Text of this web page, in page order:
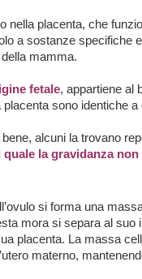
nella placenta, che
a sostanze specifiche
mamma.
fetale, appartiene al
sono identiche
alcuni la trovano
la gravidanza
si forma una
mora si separa al suo
placenta. La massa
materno,